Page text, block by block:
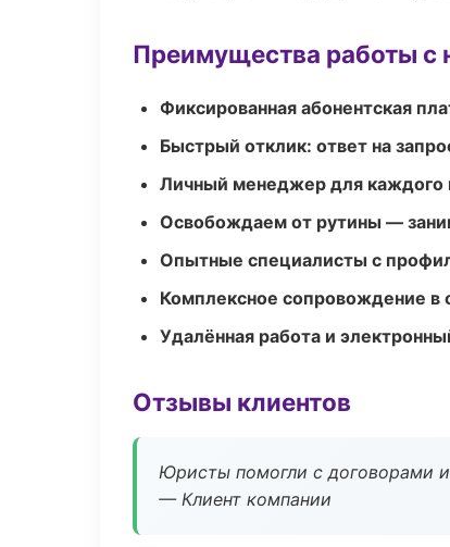
Преимущества работы с
Фиксированная абонентская
Быстрый отклик: ответ на
Личный менеджер для каждого
Освобождаем от рутины —
Опытные специалисты с
Комплексное сопровождение в
Удалённая работа и
Отзывы клиентов
Юристы помогли с договорами
— Клиент компании